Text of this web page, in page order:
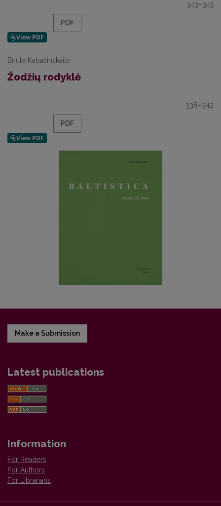
343–345
PDF
Birutė Kabašinskaitė
Žodžių rodyklė
338–342
PDF
Make a Submission
Latest publications
Information
For Readers
For Authors
For Librarians